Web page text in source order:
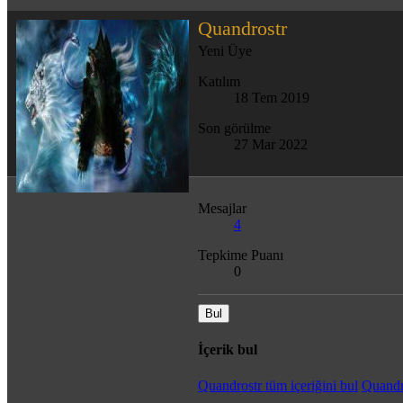
Quandrostr
Yeni Üye
Katılım
18 Tem 2019
Son görülme
27 Mar 2022
Mesajlar
4
Tepkime Puanı
0
Bul
İçerik bul
Quandrostr tüm içeriğini bul